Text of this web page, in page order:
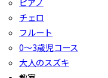
ピアノ
チェロ
フルート
0〜3歳児コース
大人のスズキ